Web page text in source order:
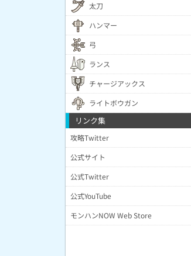
太刀
ハンマー
弓
ランス
チャージアックス
ライトボウガン
リンク集
攻略Twitter
公式サイト
公式Twitter
公式YouTube
モンハンNOW Web Store